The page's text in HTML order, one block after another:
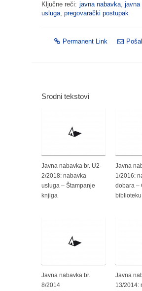
Ključne reči: javna nabavka, javna
usluga, pregovarački postupak
Permanent Link
Srodni tekstovi
Javna nabavka br. U2-
2/2018: nabavka
usluga – Štampanje
knjiga
Javna
1/2016:
dobara –
biblioteku
Javna nabavka br.
8/2014
Javna
13/2014: